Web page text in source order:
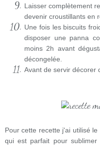
Laisser complètement
devenir croustillants en
Une fois les biscuits
disposer une panna
moins 2h avant
décongelée.
Avant de servir décorer
Pour cette recette j'ai utilisé le
qui est parfait pour